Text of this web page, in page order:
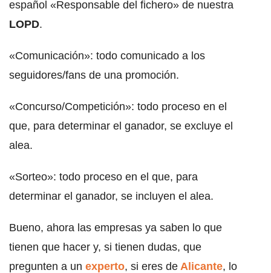
español «Responsable del fichero» de nuestra
LOPD.
«Comunicación»: todo comunicado a los
seguidores/fans de una promoción.
«Concurso/Competición»: todo proceso en el
que, para determinar el ganador, se excluye el
alea.
«Sorteo»: todo proceso en el que, para
determinar el ganador, se incluyen el alea.
Bueno, ahora las empresas ya saben lo que
tienen que hacer y, si tienen dudas, que
pregunten a un experto, si eres de Alicante, lo